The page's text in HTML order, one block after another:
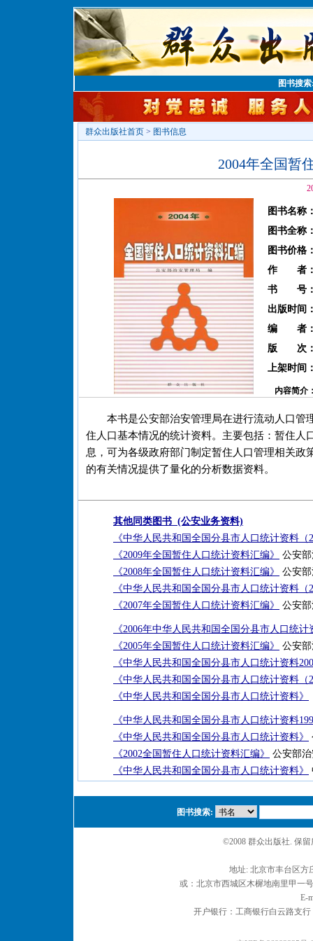
图书搜
群众出版社首页 > 图书信息
2004年全国暂
图书名称
图书全称
图书价格
作 者
书 号
出版时间
编 者
版 次
上架时间
内容简介
本书是公安部治安管理局在进行流动人口管
住人口基本情况的统计资料。主要包括：暂住
息，可为各级政府部门制定暂住人口管理相关
的有关情况提供了量化的分析数据资料。
其他同类图书 (公安业务资料)
《中华人民共和国全国分县市人口统计资料（
《2009年全国暂住人口统计资料汇编》
公安
《2008年全国暂住人口统计资料汇编》
公安
《中华人民共和国全国分县市人口统计资料（
《2007年全国暂住人口统计资料汇编》
公安
《2006年中华人民共和国全国分县市人口统计
《2005年全国暂住人口统计资料汇编》
公安
《中华人民共和国全国分县市人口统计资料
《中华人民共和国全国分县市人口统计资料（
《中华人民共和国全国分县市人口统计资料》
《中华人民共和国全国分县市人口统计资料
《中华人民共和国全国分县市人口统计资料》
《2002全国暂住人口统计资料汇编》
公安部
《中华人民共和国全国分县市人口统计资料》
图书搜索:
©2008 群众出版社. 保
地址: 北京市丰台区
或：北京市西城区木樨地南里甲一
E-
开户银行：工商银行白云路支